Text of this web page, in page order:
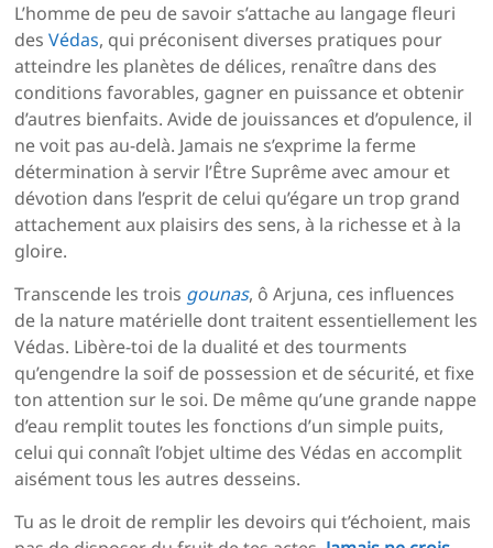
L’homme de peu de savoir s’attache au langage fleuri
desVédas, qui préconisent diverses pratiques pour
atteindre les planètes de délices, renaître dans des
conditions favorables, gagner en puissance et obtenir
d’autres bienfaits. Avide de jouissances et d’opulence, il
ne voit pas au-delà. Jamais ne s’exprime la ferme
détermination à servir l’Être Suprême avec amour et
dévotion dans l’esprit de celui qu’égare un trop grand
attachement aux plaisirs des sens, à la richesse et à la
gloire.
Transcende les trois gounas, ô Arjuna, ces influences
de la nature matérielle dont traitent essentiellement les
Védas. Libère-toi de la dualité et des tourments
qu’engendre la soif de possession et de sécurité, et fixe
ton attention sur le soi. De même qu’une grande nappe
d’eau remplit toutes les fonctions d’un simple puits,
celui qui connaît l’objet ultime des Védas en accomplit
aisément tous les autres desseins.
Tu as le droit de remplir les devoirs qui t’échoient, mais